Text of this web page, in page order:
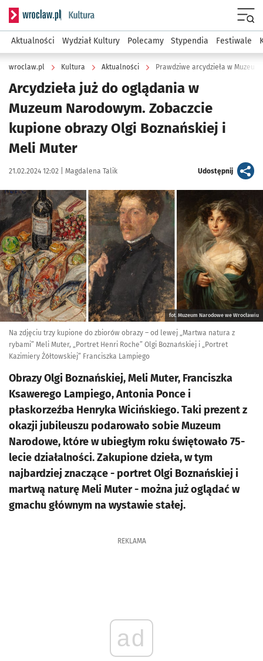
Serwis informacyjny wroclaw.pl podserwis: Kultura
Aktualności Wydział Kultury Polecamy Stypendia Festiwale
wroclaw.pl Kultura Aktualności Prawdziwe arcydzieła w
Arcydzieła już do oglądania w
Muzeum Narodowym. Zobaczcie
kupione obrazy Olgi Boznańskiej i
Meli Muter
Data publikacji:
21.02.2024 12:02 | Autor:
Magdalena Talik Udostępnijartykuł
Kliknij, aby powiększyć
fot. Muzeum Narodowe we Wrocławiu
Na zdjęciu trzy kupione do zbiorów obrazy – od lewej „Martwa natura z
rybami” Meli Muter, „Portret Henri Roche” Olgi Boznańskiej i „Portret
Kazimiery Żółtowskiej” Franciszka Lampiego
Obrazy Olgi Boznańskiej, Meli Muter, Franciszka
Ksawerego Lampiego, Antonia Ponce i
płaskorzeźba Henryka Wicińskiego. Taki prezent z
okazji jubileuszu podarowało sobie Muzeum
Narodowe, które w ubiegłym roku świętowało 75-
lecie działalności. Zakupione dzieła, w tym
najbardziej znaczące - portret Olgi Boznańskiej i
martwą naturę Meli Muter - można już oglądać w
gmachu głównym na wystawie stałej.
REKLAMA
ad